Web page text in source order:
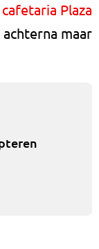
cafetaria Plaza
maar